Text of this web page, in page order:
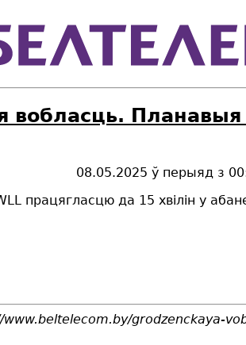
вобласць.
08.05.2025 ў перыяд з 00
працягласцю да 15 хвілін у
grodzenckaya-